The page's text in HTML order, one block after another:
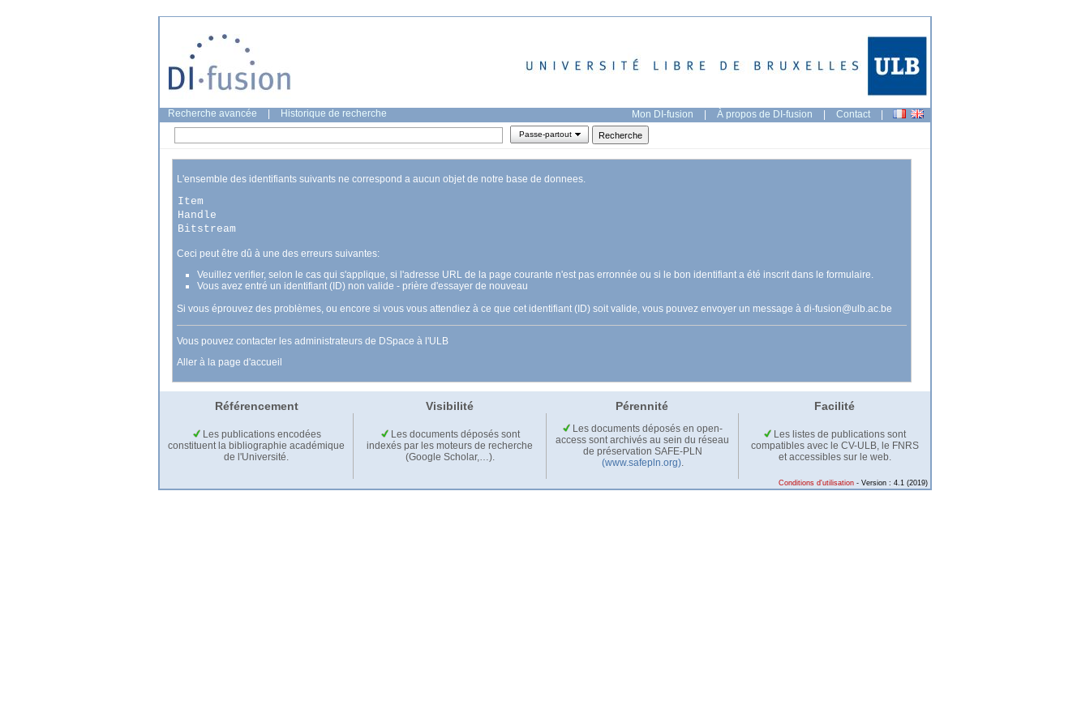
Recherche avancée Historique de recherche Mon DI-fusion | À propos de DI-fusion | Contact |
Passe-partout
L'ensemble des identifiants suivants ne correspond a aucun objet de notre base de donnees.
Item
Handle
Bitstream
Ceci peut être dû à une des erreurs suivantes:
Veuillez verifier, selon le cas qui s'applique, si l'adresse URL de la page courante n'est pas erronnée ou si le bon identifiant a été inscrit dans le formulaire.
Vous avez entré un identifiant (ID) non valide - prière d'essayer de nouveau
Si vous éprouvez des problèmes, ou encore si vous vous attendiez à ce que cet identifiant (ID) soit valide, vous pouvez envoyer un message à di-fusion@ulb.ac.be
Vous pouvez contacter les administrateurs de DSpace à l'ULB
Aller à la page d'accueil
Référencement Visibilité Pérennité Facilité
Les publications encodées
constituent la bibliographie académique
de l'Université.
Les documents déposés sont
indexés par les moteurs de recherche
(Google Scholar,…).
Les documents déposés en open-
access sont archivés au sein du réseau
de préservation SAFE-PLN
(www.safepln.org).
Les listes de publications sont
compatibles avec le CV-ULB, le FNRS
et accessibles sur le web.
Conditions d'utilisation - Version : 4.1 (2019)